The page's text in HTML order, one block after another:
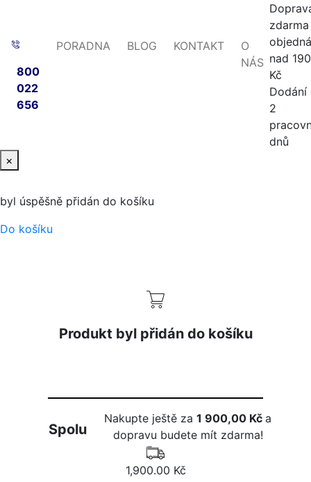
800
022
656
PORADNA BLOG KONTAKT
O
NÁS nad
Kč
Dodání
2
dnů
×
byl úspěšně přidán do košíku
Do košíku
Produkt byl přidán do košíku
Spolu
Nakupte ještě za1 900,00 Kča
dopravu budete mít zdarma!
1,900.00 Kč